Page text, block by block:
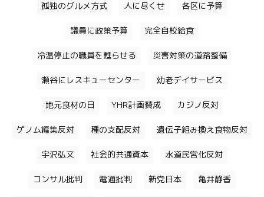
孤独のグルメ方式 人に尽くせ 各区に予算
議員に政策予算 完全自校給食
冷温停止の職員を甦らせる 災害対策の道路整備
瀬谷にレスキューセンター 幼老デイサービス
地元食材の日 YHR計画賛成 カジノ反対
ゲノム編集反対 種の支配反対 遺伝子組み換え食物反対
宇沢弘文 社会的共通資本 水道民営化反対
コンサル批判 電通批判 新党日本 亀井静香